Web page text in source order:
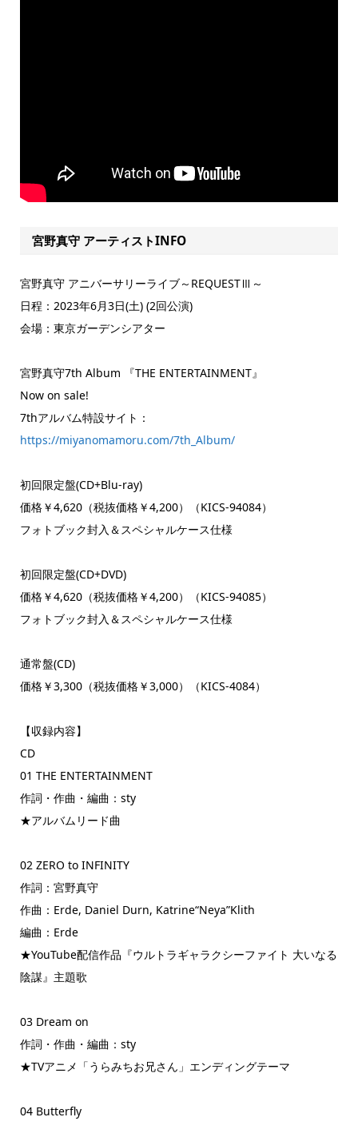
宮野真守 アーティストINFO
宮野真守 アニバーサリーライブ～REQUESTⅢ～
日程：2023年6月3日(土) (2回公演)
会場：東京ガーデンシアター
宮野真守7th Album 『THE ENTERTAINMENT』
Now on sale!
7thアルバム特設サイト：
https://miyanomamoru.com/7th_Album/
初回限定盤(CD+Blu-ray)
価格￥4,620（税抜価格￥4,200）（KICS-94084）
フォトブック封入＆スペシャルケース仕様
初回限定盤(CD+DVD)
価格￥4,620（税抜価格￥4,200）（KICS-94085）
フォトブック封入＆スペシャルケース仕様
通常盤(CD)
価格￥3,300（税抜価格￥3,000）（KICS-4084）
【収録内容】
CD
01 THE ENTERTAINMENT
作詞・作曲・編曲：sty
★アルバムリード曲
02 ZERO to INFINITY
作詞：宮野真守
作曲：Erde, Daniel Durn, Katrine“Neya”Klith
編曲：Erde
★YouTube配信作品『ウルトラギャラクシーファイト 大いなる
陰謀』主題歌
03 Dream on
作詞・作曲・編曲：sty
★TVアニメ「うらみちお兄さん」エンディングテーマ
04 Butterfly